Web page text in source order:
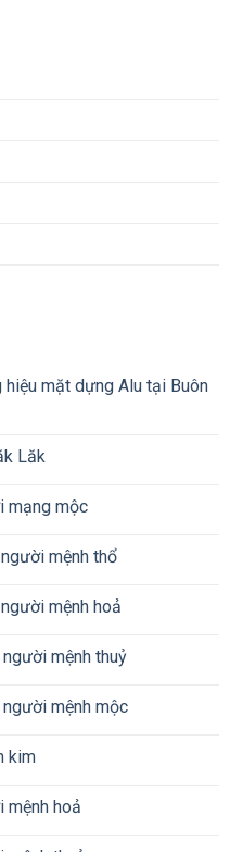
mặt dựng Alu tại Buôn
Lăk
mạng mộc
mệnh thổ
mệnh hoả
mệnh thuỷ
mệnh mộc
kim
mệnh hoả